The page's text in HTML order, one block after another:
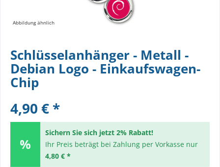
Abbildung ähnlich
Schlüsselanhänger - Metall -
Debian Logo - Einkaufswagen-
Chip
4,90 € *
Sichern Sie sich jetzt 2% Rabatt!
Ihr Preis beträgt bei Zahlung per Vorkasse nur
4,80 € *